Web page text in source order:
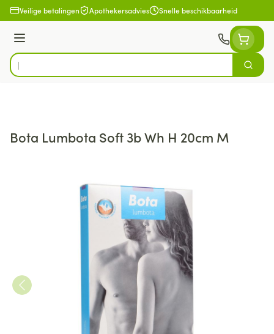
Ga naar de inhoud
Veilige betalingen Apothekersadvies Snelle beschikbaarheid
Menu
Product, merk, categorie...
Zoek
Bota Lumbota Soft 3b Wh H 20cm M